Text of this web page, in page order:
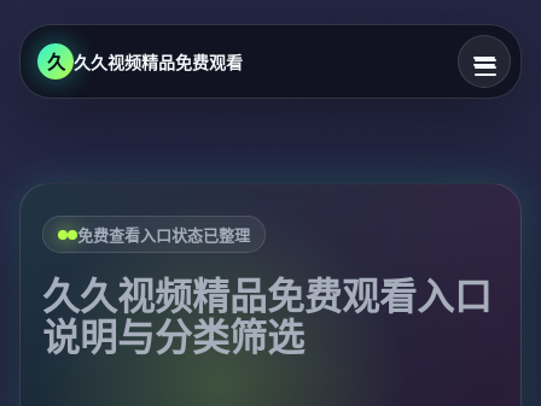
久 久久视频精品免费观看
免费查看入口状态已整理
久久视频精品免费观看入口
说明与分类筛选